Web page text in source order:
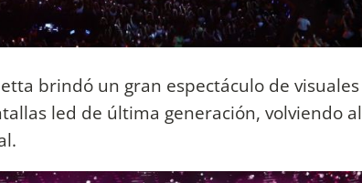
brindó un gran espectáculo de visuales
led de última generación, volviendo al